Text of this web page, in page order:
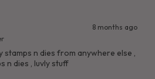
8 months ago
stamps n dies from anywhere else ,
n dies , luvly stuff